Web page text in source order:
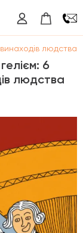
людства
6
людства